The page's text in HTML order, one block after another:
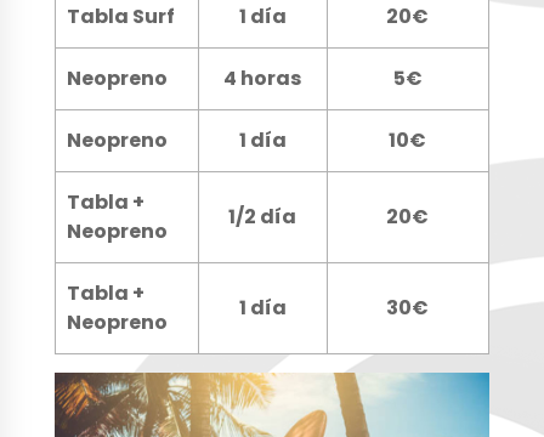
Tabla Surf 1 día 20€
Neopreno 4 horas 5€
Neopreno 1 día 10€
Tabla +
Neopreno
1/2 día 20€
Tabla +
Neopreno
1 día 30€